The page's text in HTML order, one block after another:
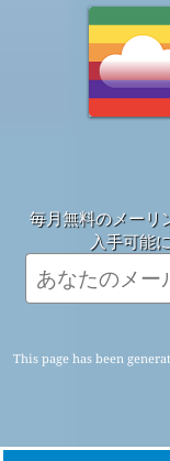
毎月無料のメーリ
入手可能
This page has been